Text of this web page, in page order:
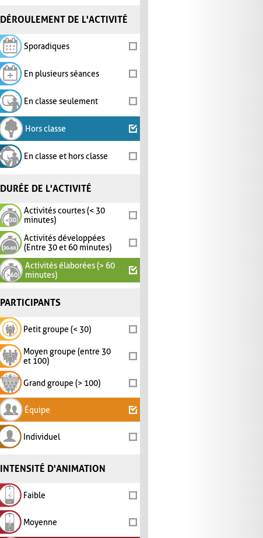
DÉROULEMENT DE L'ACTIVITÉ
Sporadiques
En plusieurs séances
En classe seulement
Hors classe
En classe et hors classe
DURÉE DE L'ACTIVITÉ
Activités courtes (< 30
minutes)
Activités développées
(Entre 30 et 60 minutes)
Activités élaborées (> 60
minutes)
PARTICIPANTS
Petit groupe (< 30)
Moyen groupe (entre 30
et 100)
Grand groupe (> 100)
Équipe
Individuel
INTENSITÉ D'ANIMATION
Faible
Moyenne